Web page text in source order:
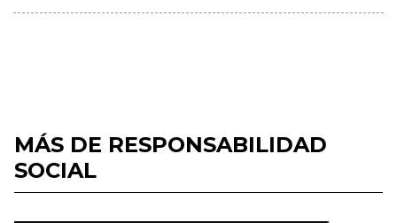
MÁS DE RESPONSABILIDAD
SOCIAL